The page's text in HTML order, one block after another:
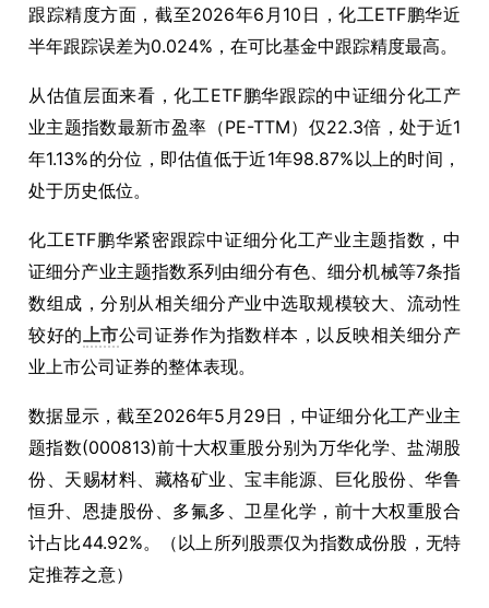
跟踪精度方面，截至2026年6月10日，化工ETF鹏华近
半年跟踪误差为0.024%，在可比基金中跟踪精度最高。
从估值层面来看，化工ETF鹏华跟踪的中证细分化工产
业主题指数最新市盈率（PE-TTM）仅22.3倍，处于近1
年1.13%的分位，即估值低于近1年98.87%以上的时间，
处于历史低位。
化工ETF鹏华紧密跟踪中证细分化工产业主题指数，中
证细分产业主题指数系列由细分有色、细分机械等7条指
数组成，分别从相关细分产业中选取规模较大、流动性
较好的上市公司证券作为指数样本，以反映相关细分产
业上市公司证券的整体表现。
数据显示，截至2026年5月29日，中证细分化工产业主
题指数(000813)前十大权重股分别为万华化学、盐湖股
份、天赐材料、藏格矿业、宝丰能源、巨化股份、华鲁
恒升、恩捷股份、多氟多、卫星化学，前十大权重股合
计占比44.92%。（以上所列股票仅为指数成份股，无特
定推荐之意）